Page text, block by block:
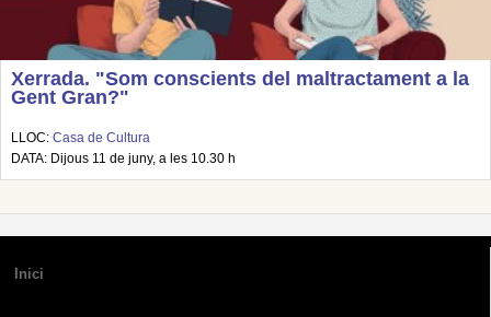
Xerrada. "Som conscients del maltractament a la
Gent Gran?"
LLOC: Casa de Cultura
DATA: Dijous 11 de juny, a les 10.30 h
Inici